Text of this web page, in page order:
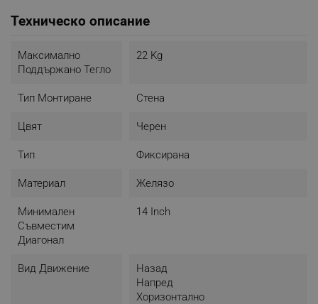
Техническо описание
Максимално
Поддържано Тегло
22 Kg
Тип Монтиране Стена
Цвят Черен
Тип Фиксирана
Материал Желязо
Минимален
Съвместим
Диагонал
14 Inch
Вид Движение
Назад
Напред
Хоризонтално